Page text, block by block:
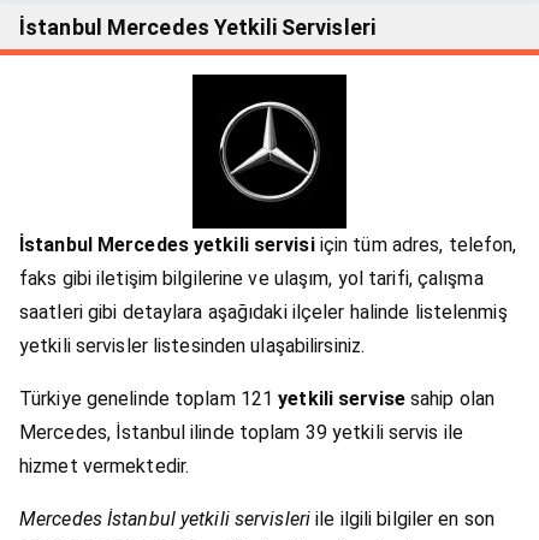
İstanbul Mercedes Yetkili Servisleri
İstanbul Mercedes yetkili servisiiçin tüm adres, telefon,
faks gibi iletişim bilgilerine ve ulaşım, yol tarifi, çalışma
saatleri gibi detaylara aşağıdaki ilçeler halinde listelenmiş
yetkili servisler listesinden ulaşabilirsiniz.
Türkiye genelinde toplam 121yetkili servisesahip olan
Mercedes, İstanbul ilinde toplam 39 yetkili servis ile
hizmet vermektedir.
Mercedes İstanbul yetkili servisleriile ilgili bilgiler en son